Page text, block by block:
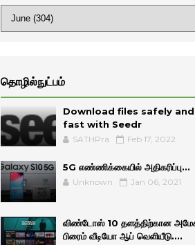
தொழில்நுட்பம்
Download files safely and
fast with Seedr
SATHPra Feb 17, 2022
5G எண்ணிக்கையில் அதிகரிப்பு...
Unknown Jan 06, 2021
விண்டோஸ் 10 தளத்திற்கான
பிரைம் வீடியோ ஆப் வெளியீடு....